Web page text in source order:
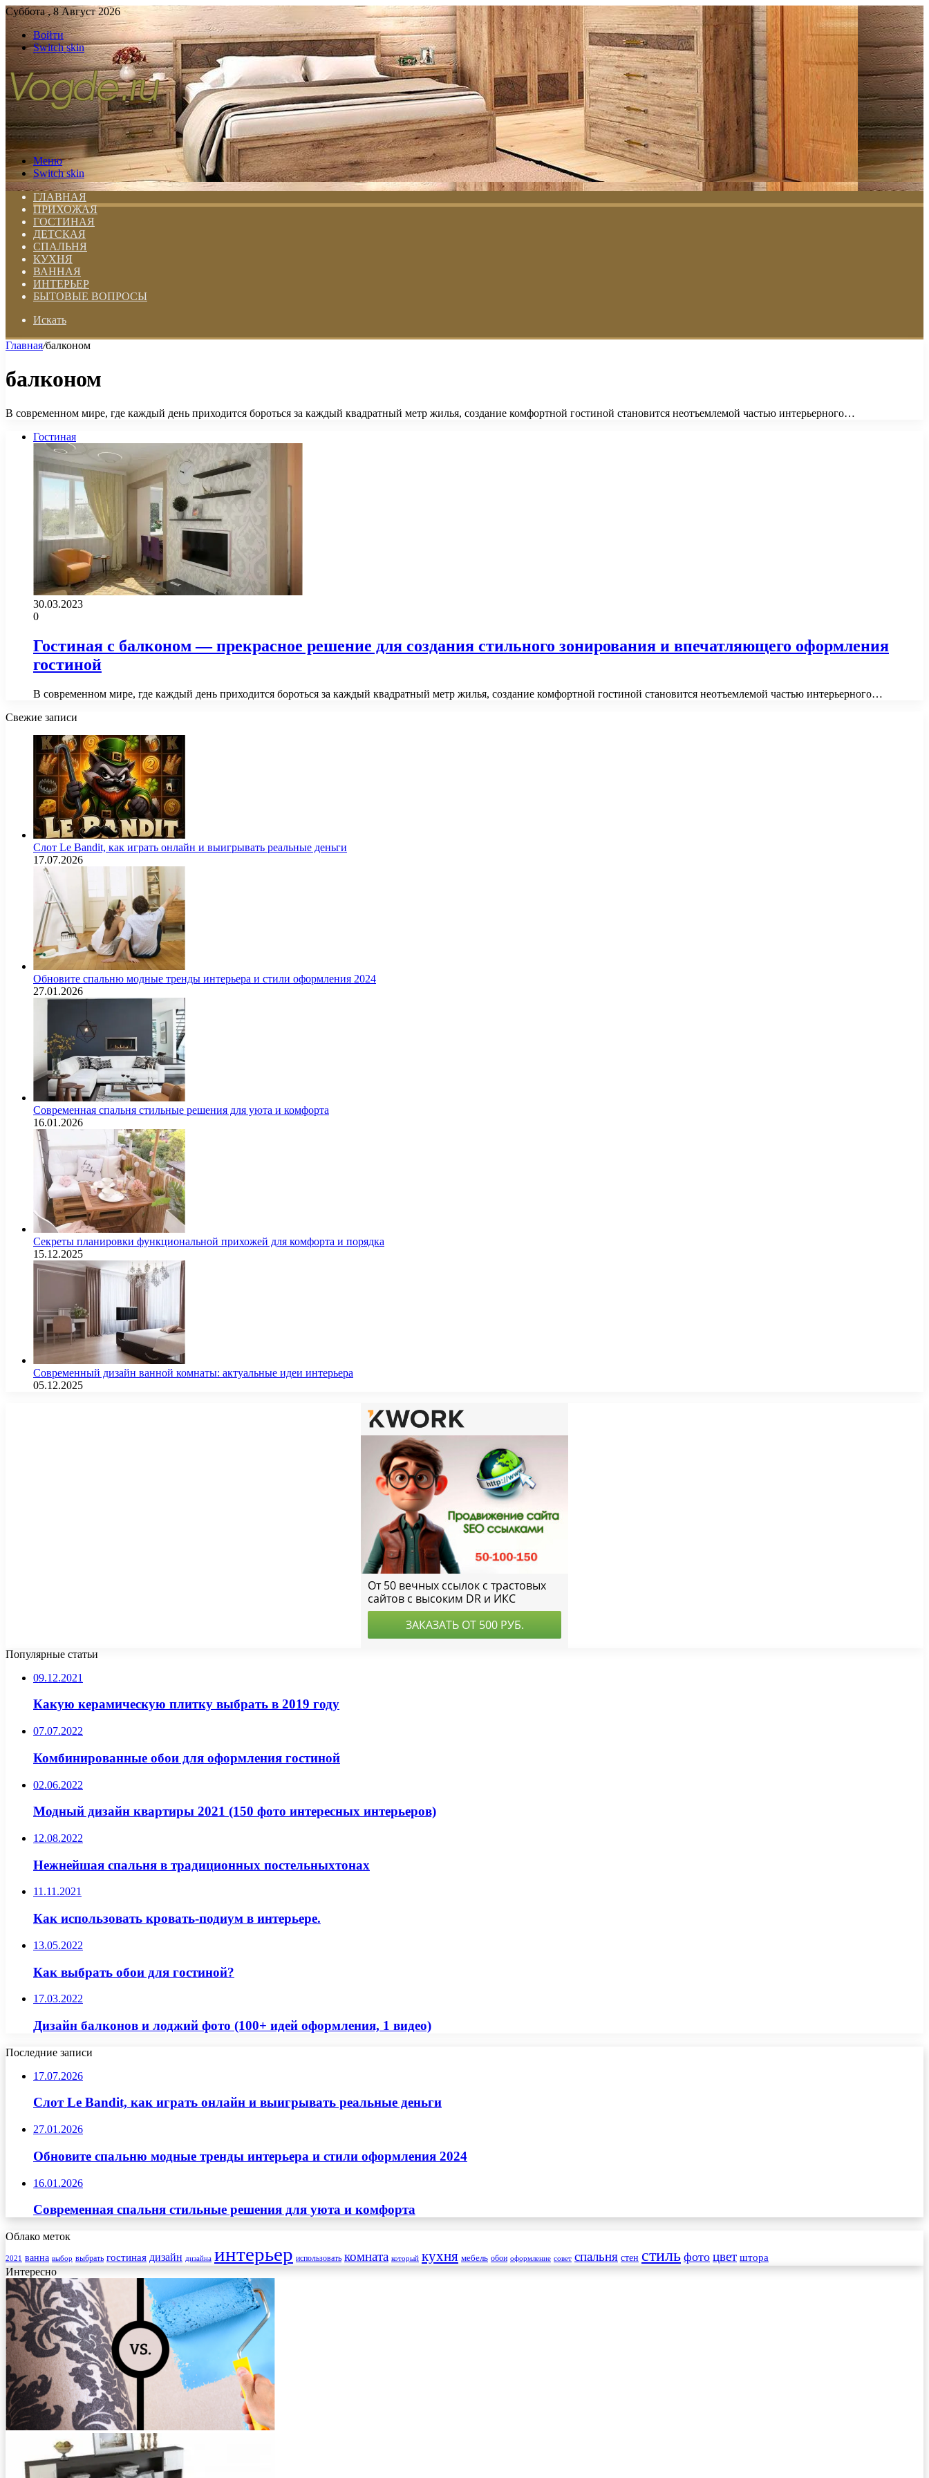
Суббота , 8 Август 2026
Войти
Switch skin
Меню
Switch skin
ГЛАВНАЯ
ПРИХОЖАЯ
ГОСТИНАЯ
ДЕТСКАЯ
СПАЛЬНЯ
КУХНЯ
ВАННАЯ
ИНТЕРЬЕР
БЫТОВЫЕ ВОПРОСЫ
Искать
Главная/балконом
балконом
В современном мире, где каждый день приходится бороться за каждый квадратный метр жилья, создание комфортной гостиной становится неотъемлемой частью интерьерного…
Гостиная
30.03.2023
0
Гостиная с балконом — прекрасное решение для создания стильного зонирования и впечатляющего оформления
гостиной
В современном мире, где каждый день приходится бороться за каждый квадратный метр жилья, создание комфортной гостиной становится неотъемлемой частью интерьерного…
Свежие записи
Слот Le Bandit, как играть онлайн и выигрывать реальные деньги
17.07.2026
Обновите спальню модные тренды интерьера и стили оформления 2024
27.01.2026
Современная спальня стильные решения для уюта и комфорта
16.01.2026
Секреты планировки функциональной прихожей для комфорта и порядка
15.12.2025
Современный дизайн ванной комнаты: актуальные идеи интерьера
05.12.2025
Популярные статьи
09.12.2021
Какую керамическую плитку выбрать в 2019 году
07.07.2022
Комбинированные обои для оформления гостиной
02.06.2022
Модный дизайн квартиры 2021 (150 фото интересных интерьеров)
12.08.2022
Нежнейшая спальня в традиционных постельныхтонах
11.11.2021
Как использовать кровать-подиум в интерьере.
13.05.2022
Как выбрать обои для гостиной?
17.03.2022
Дизайн балконов и лоджий фото (100+ идей оформления, 1 видео)
Последние записи
17.07.2026
Слот Le Bandit, как играть онлайн и выигрывать реальные деньги
27.01.2026
Обновите спальню модные тренды интерьера и стили оформления 2024
16.01.2026
Современная спальня стильные решения для уюта и комфорта
Облако меток
2021 ванна выбор выбрать гостиная дизайн дизайна интерьер использовать комната который кухня мебель обои оформление совет спальня стен стиль фото цвет штора
Интересно